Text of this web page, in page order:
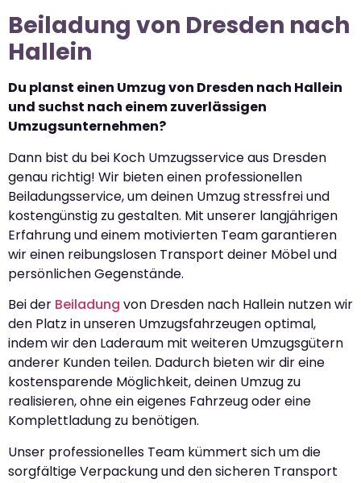
Beiladung von Dresden nach
Hallein
Du planst einen Umzug von Dresden nach Hallein
und suchst nach einem zuverlässigen
Umzugsunternehmen?
Dann bist du bei Koch Umzugsservice aus Dresden
genau richtig! Wir bieten einen professionellen
Beiladungsservice, um deinen Umzug stressfrei und
kostengünstig zu gestalten. Mit unserer langjährigen
Erfahrung und einem motivierten Team garantieren
wir einen reibungslosen Transport deiner Möbel und
persönlichen Gegenstände.
Bei der Beiladung von Dresden nach Hallein nutzen wir
den Platz in unseren Umzugsfahrzeugen optimal,
indem wir den Laderaum mit weiteren Umzugsgütern
anderer Kunden teilen. Dadurch bieten wir dir eine
kostensparende Möglichkeit, deinen Umzug zu
realisieren, ohne ein eigenes Fahrzeug oder eine
Komplettladung zu benötigen.
Unser professionelles Team kümmert sich um die
sorgfältige Verpackung und den sicheren Transport